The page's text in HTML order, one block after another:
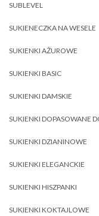
SUBLEVEL
SUKIENECZKA NA WESELE
SUKIENKI AŻUROWE
SUKIENKI BASIC
SUKIENKI DAMSKIE
SUKIENKI DOPASOWANE
SUKIENKI DZIANINOWE
SUKIENKI ELEGANCKIE
SUKIENKI HISZPANKI
SUKIENKI KOKTAJLOWE